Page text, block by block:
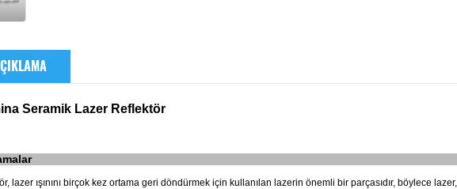
Seramik Lazer Reflektör
lazer ışınını birçok kez ortama geri döndürmek için kullanılan lazerin önemli bir parçasıdır, böylece